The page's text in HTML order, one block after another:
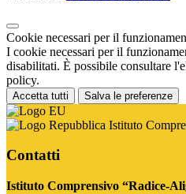
Cookie necessari per il
I cookie necessari per il
disabilitati. È possibile consultare
policy.
Accetta tutti Salva le preferenze
Istituto
Contatti
Istituto Comprensivo “Radice-